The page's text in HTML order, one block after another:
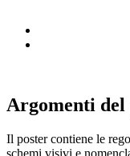
Argomenti
Il poster contiene le